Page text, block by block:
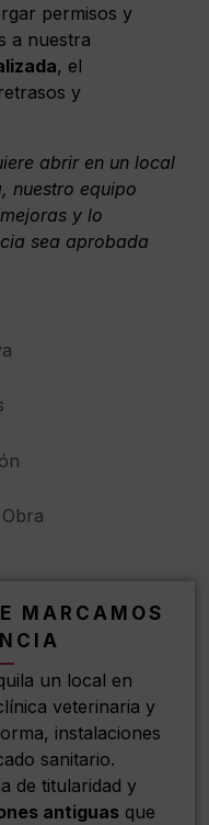
permisos y
a nuestra
, el
y
abrir en un local
nuestro equipo
y lo
sea aprobada
MARCAMOS
un local en
veterinaria y
instalaciones
sanitario.
de titularidad y
antiguasque